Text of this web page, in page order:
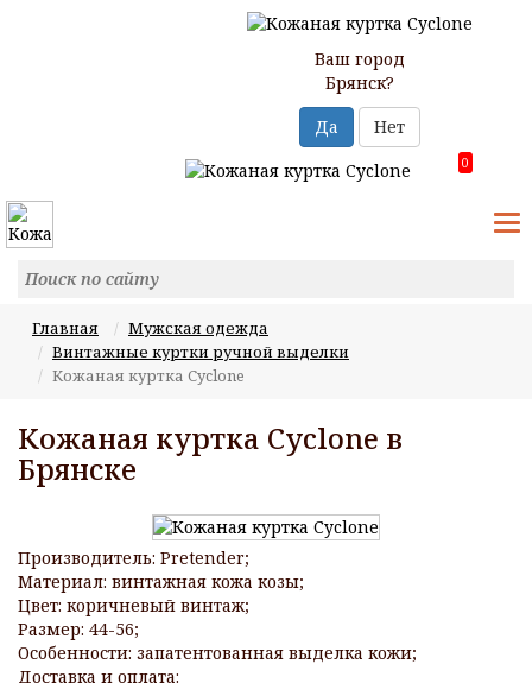
Ваш город
Брянск?
Да
Нет
0
Главная
Мужская одежда
Винтажные куртки ручной выделки
Кожаная куртка Cyclone
Кожаная куртка Cyclone в
Брянске
Производитель: Pretender;
Материал: винтажная кожа козы;
Цвет: коричневый винтаж;
Размер: 44-56;
Особенности: запатентованная выделка кожи;
Доставка и оплата: